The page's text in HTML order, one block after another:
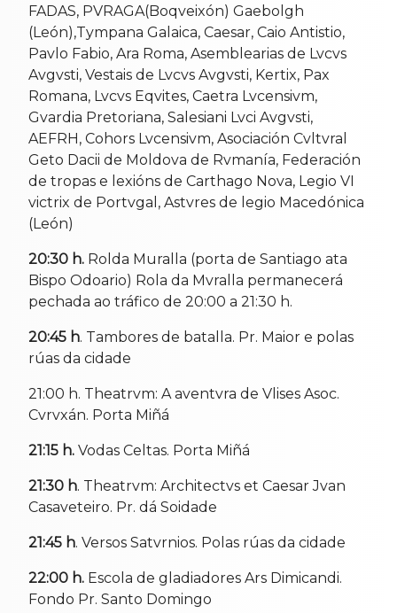
FADAS, PVRAGA(Boqveixón) Gaebolgh
(León),Tympana Galaica, Caesar, Caio Antistio,
Pavlo Fabio, Ara Roma, Asemblearias de Lvcvs
Avgvsti, Vestais de Lvcvs Avgvsti, Kertix, Pax
Romana, Lvcvs Eqvites, Caetra Lvcensivm,
Gvardia Pretoriana, Salesiani Lvci Avgvsti,
AEFRH, Cohors Lvcensivm, Asociación Cvltvral
Geto Dacii de Moldova de Rvmanía, Federación
de tropas e lexións de Carthago Nova, Legio VI
victrix de Portvgal, Astvres de legio Macedónica
(León)
20:30 h. Rolda Muralla (porta de Santiago ata
Bispo Odoario) Rola da Mvralla permanecerá
pechada ao tráfico de 20:00 a 21:30 h.
20:45 h. Tambores de batalla. Pr. Maior e polas
rúas da cidade
21:00 h. Theatrvm: A aventvra de Vlises Asoc.
Cvrvxán. Porta Miñá
21:15 h. Vodas Celtas. Porta Miñá
21:30 h. Theatrvm: Architectvs et Caesar Jvan
Casaveteiro. Pr. dá Soidade
21:45 h. Versos Satvrnios. Polas rúas da cidade
22:00 h. Escola de gladiadores Ars Dimicandi.
Fondo Pr. Santo Domingo